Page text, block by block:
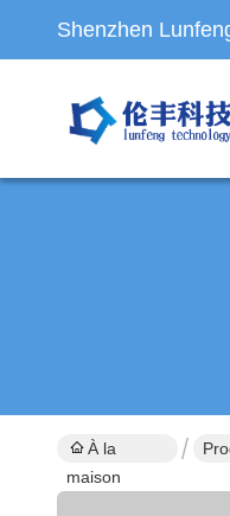
Shenzhen
À la
maison